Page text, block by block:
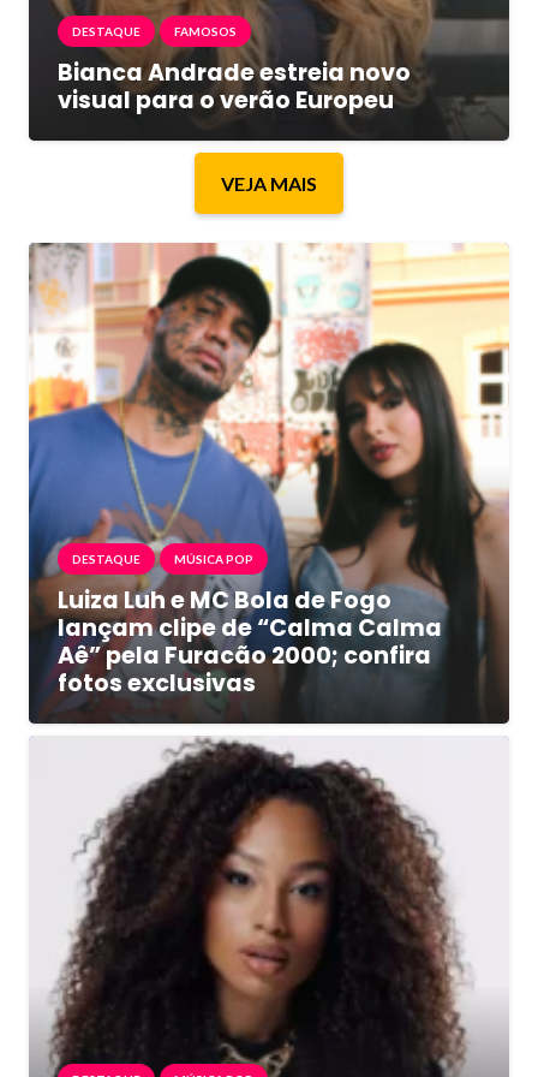
DESTAQUE FAMOSOS
Bianca Andrade estreia novo
visual para o verão Europeu
VEJA MAIS
DESTAQUE MÚSICA POP
Luiza Luh e MC Bola de Fogo
lançam clipe de “Calma Calma
Aê” pela Furacão 2000; confira
fotos exclusivas